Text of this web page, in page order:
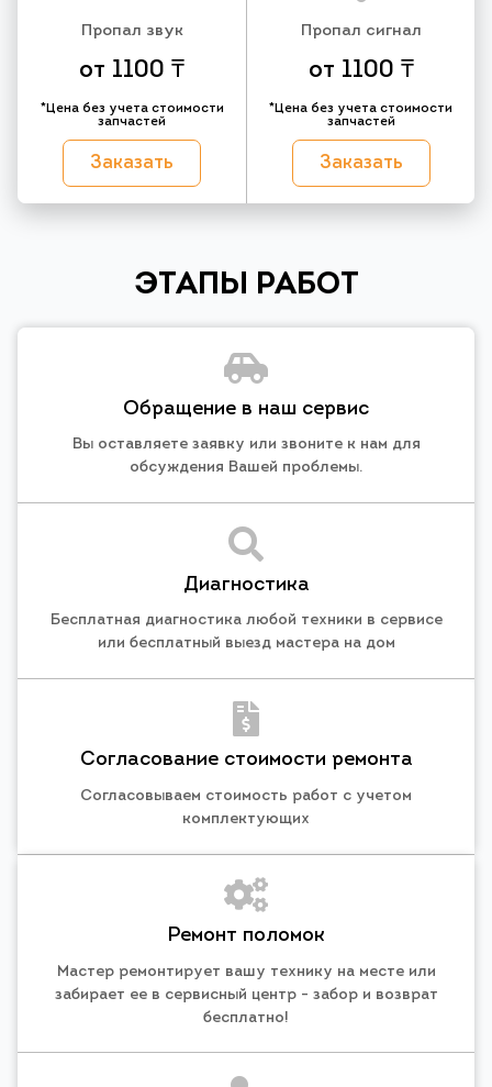
Пропал звук
от 1100 ₸
*Цена без учета стоимости
запчастей
Заказать
Пропал сигнал
от 1100 ₸
*Цена без учета стоимости
запчастей
Заказать
ЭТАПЫ РАБОТ
Обращение в наш сервис
Вы оставляете заявку или звоните к нам для
обсуждения Вашей проблемы.
Диагностика
Бесплатная диагностика любой техники в сервисе
или бесплатный выезд мастера на дом
Согласование стоимости ремонта
Согласовываем стоимость работ с учетом
комплектующих
Ремонт поломок
Мастер ремонтирует вашу технику на месте или
забирает ее в сервисный центр - забор и возврат
бесплатно!